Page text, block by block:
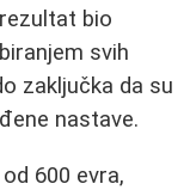
bio
svih
zaključka da su
nastave.
600 evra,